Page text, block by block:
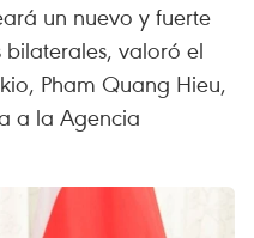
un nuevo y fuerte
valoró el
Pham Quang Hieu,
a la Agencia